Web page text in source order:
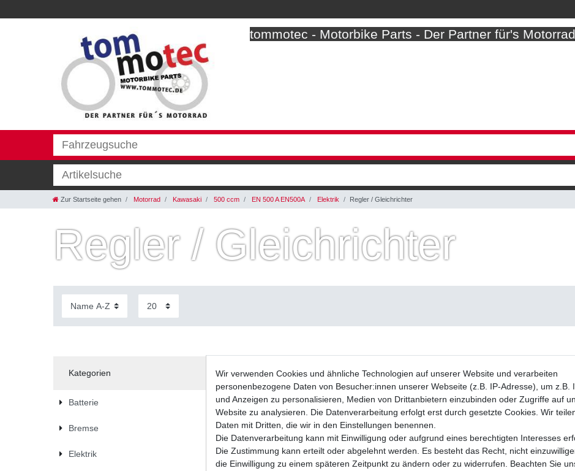
tommotec - Motorbike Parts - Der Partner für's Motorrad
Zur Startseite gehen Motorrad Kawasaki 500 ccm EN 500 A EN500A Elektrik Regler / Gleichrichter
Regler / Gleichrichter
Kategorien
Batterie
Bremse
Elektrik
Wir verwenden Cookies und ähnliche Technologien auf unserer Website und verarbeiten
personenbezogene Daten von Besucher:innen unserer Webseite (z.B. IP-Adresse), um z.B.
und Anzeigen zu personalisieren, Medien von Drittanbietern einzubinden oder Zugriffe auf
Website zu analysieren. Die Datenverarbeitung erfolgt erst durch gesetzte Cookies. Wir
Daten mit Dritten, die wir in den Einstellungen benennen.
Die Datenverarbeitung kann mit Einwilligung oder aufgrund eines berechtigten Interesses
Die Zustimmung kann erteilt oder abgelehnt werden. Es besteht das Recht, nicht
die Einwilligung zu einem späteren Zeitpunkt zu ändern oder zu widerrufen. Beachten Sie